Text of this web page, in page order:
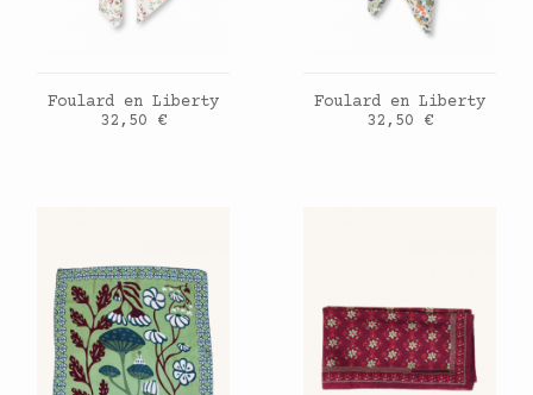
AJOUTER AU PANIER
Foulard en Liberty
Prix
32,50 €
AJOUTER AU PANIER
Foulard en Liberty
Prix
32,50 €